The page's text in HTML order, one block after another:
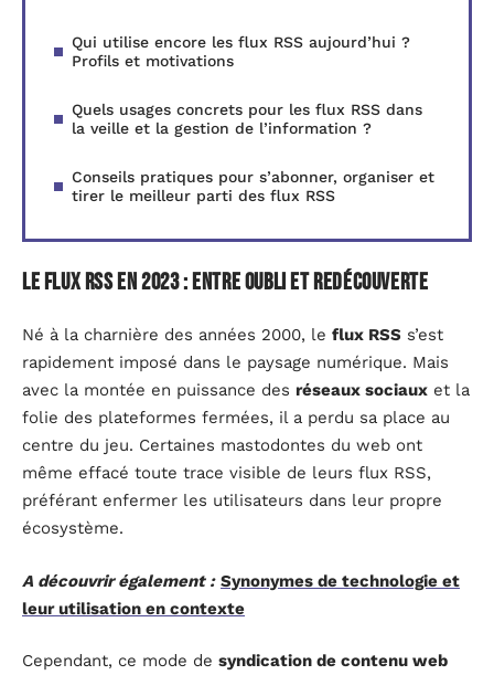
Qui utilise encore les flux RSS aujourd’hui ?
Profils et motivations
Quels usages concrets pour les flux RSS dans
la veille et la gestion de l’information ?
Conseils pratiques pour s’abonner, organiser et
tirer le meilleur parti des flux RSS
Le flux RSS en 2023 : entre oubli et redécouverte
Né à la charnière des années 2000, le flux RSS s’est
rapidement imposé dans le paysage numérique. Mais
avec la montée en puissance des réseaux sociaux et la
folie des plateformes fermées, il a perdu sa place au
centre du jeu. Certaines mastodontes du web ont
même effacé toute trace visible de leurs flux RSS,
préférant enfermer les utilisateurs dans leur propre
écosystème.
A découvrir également : Synonymes de technologie et
leur utilisation en contexte
Cependant, ce mode de syndication de contenu web